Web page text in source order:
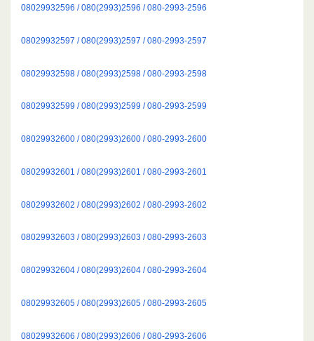
08029932596 / 080(2993)2596 / 080-2993-2596
08029932597 / 080(2993)2597 / 080-2993-2597
08029932598 / 080(2993)2598 / 080-2993-2598
08029932599 / 080(2993)2599 / 080-2993-2599
08029932600 / 080(2993)2600 / 080-2993-2600
08029932601 / 080(2993)2601 / 080-2993-2601
08029932602 / 080(2993)2602 / 080-2993-2602
08029932603 / 080(2993)2603 / 080-2993-2603
08029932604 / 080(2993)2604 / 080-2993-2604
08029932605 / 080(2993)2605 / 080-2993-2605
08029932606 / 080(2993)2606 / 080-2993-2606